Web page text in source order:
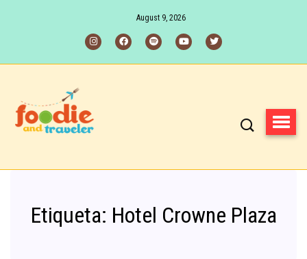
August 9, 2026
Etiqueta: Hotel Crowne Plaza